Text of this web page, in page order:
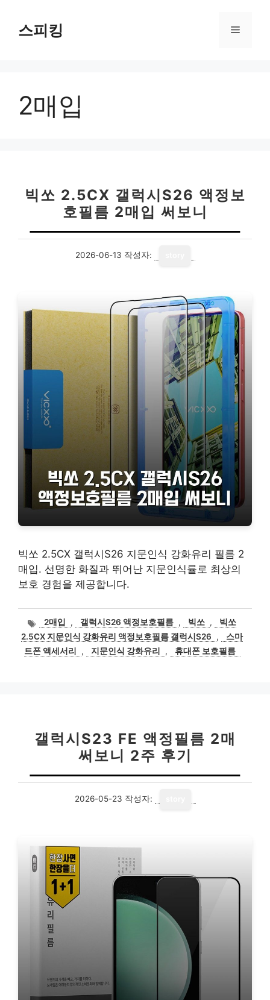
스피킹 메
2매입
빅쏘 2.5CX 갤럭시S26 액정보
호필름 2매입 써보니
2026-06-13 작성자:
빅쏘 2.5CX 갤럭시S26 지문인식 강화유리 필름 2
매입. 선명한 화질과 뛰어난 지문인식률로 최상의
보호 경험을 제공합니다.
태
그
2매입 , 갤럭시S26 액정보호필름 , 빅쏘 ,
빅쏘
2.5CX 지문인식 강화유리 액정보호필름 갤럭시S26
,
스마
트폰 액세서리
, 지문인식 강화유리 , 휴대폰 보호필름
갤럭시S23 FE 액정필름 2매
써보니 2주 후기
2026-05-23 작성자: